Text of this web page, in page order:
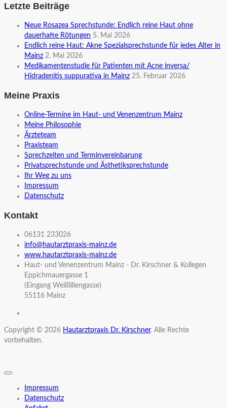
Letzte Beiträge
Neue Rosazea Sprechstunde: Endlich reine Haut ohne
dauerhafte Rötungen 5. Mai 2026
Endlich reine Haut: Akne Spezialsprechstunde für jedes Alter in
Mainz 2. Mai 2026
Medikamentenstudie für Patienten mit Acne inversa/
Hidradenitis suppurativa in Mainz 25. Februar 2026
Meine Praxis
Online-Termine im Haut- und Venenzentrum Mainz
Meine Philosophie
Ärzteteam
Praxisteam
Sprechzeiten und Terminvereinbarung
Privatsprechstunde und Ästhetiksprechstunde
Ihr Weg zu uns
Impressum
Datenschutz
Kontakt
06131 233026
info@hautarztpraxis-mainz.de
www.hautarztpraxis-mainz.de
Haut- und Venenzentrum Mainz - Dr. Kirschner & Kollegen
Eppichmauergasse 1
(Eingang Weißliliengasse)
55116 Mainz
Copyright © 2026 Hautarztpraxis Dr. Kirschner. Alle Rechte
vorbehalten.
Impressum
Datenschutz